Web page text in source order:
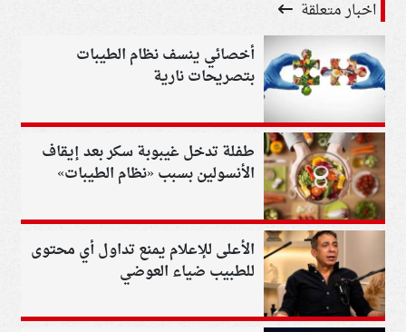
اخبار متعلقة
أخصائي ينسف نظام الطيبات
بتصريحات نارية
طفلة تدخل غيبوبة سكر بعد إيقاف
الأنسولين بسبب «نظام الطيبات»
الأعلى للإعلام يمنع تداول أي محتوى
للطبيب ضياء العوضي